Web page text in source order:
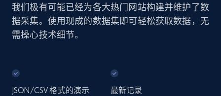
我们极有可能已经为各大热门网站构建并维护了数
据采集。使用现成的数据集即可轻松获取数据，无
需操心技术细节。
JSON/CSV 格式的演示
最新记录